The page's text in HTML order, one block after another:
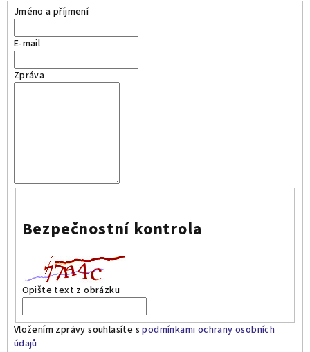
Jméno a příjmení
E-mail
Zpráva
Bezpečnostní kontrola
Opište text z obrázku
Vložením zprávy souhlasíte spodmínkami ochrany osobních
údajů